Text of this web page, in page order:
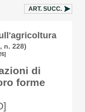
ART. SUCC.
n. 228)
di
forme